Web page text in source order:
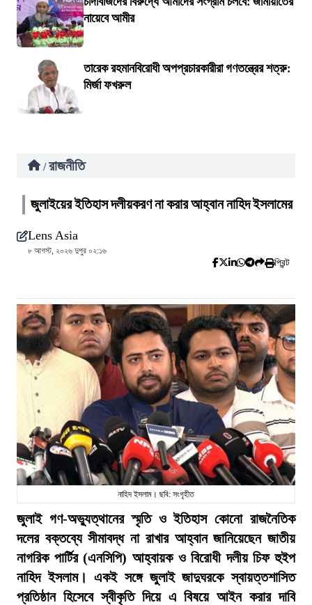
নায়েবে আমীর
তারেক রহমানবিরোধী অপপ্রচারকারীরা গণতন্ত্রের শত্রু:
মির্জা ফখরুল
/ রাজনীতি
জুলাইয়ের ইতিহাস দলীয়করণ না করার আহ্বান নাহিদ ইসলামের
Lens Asia
৮ আগস্ট, ২০২৬ দুপুর ০২:১৬
প্রিন্ট
নাহিদ ইসলাম। ছবি: সংগৃহীত
জুলাই গণ-অভ্যুত্থানের স্মৃতি ও ইতিহাস কোনো রাজনৈতিক
দলের বক্তব্যে সীমাবদ্ধ না রাখার আহ্বান জানিয়েছেন জাতীয়
নাগরিক পার্টির (এনসিপি) আহ্বায়ক ও বিরোধী দলীয় চিফ হুইপ
নাহিদ ইসলাম। একই সঙ্গে জুলাই জাদুঘরকে স্বায়ত্তশাসিত
প্রতিষ্ঠান হিসেবে স্বীকৃতি দিয়ে এ বিষয়ে আইন করার দাবি